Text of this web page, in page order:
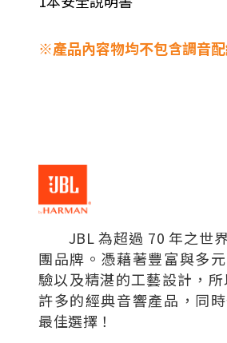
※產品內容物均不包含調音
JBL 為超過 70 年之世界
團品牌。憑藉著豐富與多
驗以及精湛的工藝設計，
許多的經典音響產品，同
最佳選擇！